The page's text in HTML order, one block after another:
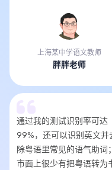
上海某中学语文教师
胖胖老师
通过我的测试识别率可达
99%，还可以识别英文并
除粤语里常见的语气助词；
市面上很少有把粤语转为